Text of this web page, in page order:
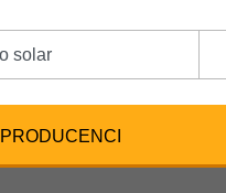
PRODUCENCI